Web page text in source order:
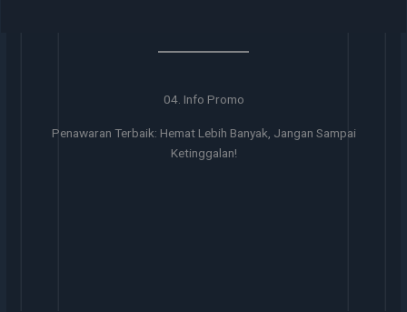
04. Info Promo
Penawaran Terbaik: Hemat Lebih Banyak, Jangan Sampai
Ketinggalan!